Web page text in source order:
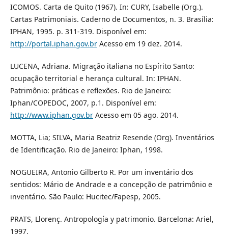
ICOMOS. Carta de Quito (1967). In: CURY, Isabelle (Org.).
Cartas Patrimoniais. Caderno de Documentos, n. 3. Brasília:
IPHAN, 1995. p. 311-319. Disponível em:
http://portal.iphan.gov.brAcesso em 19 dez. 2014.
LUCENA, Adriana. Migração italiana no Espírito Santo:
ocupação territorial e herança cultural. In: IPHAN.
Patrimônio: práticas e reflexões. Rio de Janeiro:
Iphan/COPEDOC, 2007, p.1. Disponível em:
http://www.iphan.gov.brAcesso em 05 ago. 2014.
MOTTA, Lia; SILVA, Maria Beatriz Resende (Org). Inventários
de Identificação. Rio de Janeiro: Iphan, 1998.
NOGUEIRA, Antonio Gilberto R. Por um inventário dos
sentidos: Mário de Andrade e a concepção de patrimônio e
inventário. São Paulo: Hucitec/Fapesp, 2005.
PRATS, Llorenç. Antropología y patrimonio. Barcelona: Ariel,
1997.